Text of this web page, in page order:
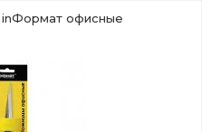
офисные